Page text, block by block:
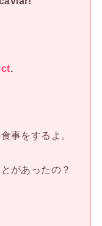
事をするよ。
があったの？